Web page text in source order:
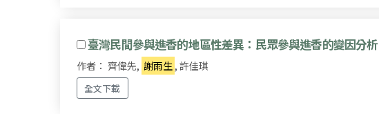
臺灣民間參與進香的地區性差異：民眾參與進香的變因分析
作者： 齊偉先, 謝雨生 , 許佳琪
全文下載